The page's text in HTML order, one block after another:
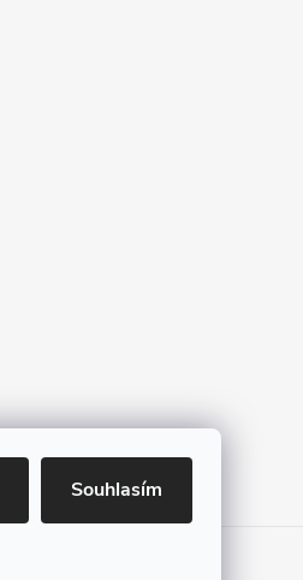
Souhlasím